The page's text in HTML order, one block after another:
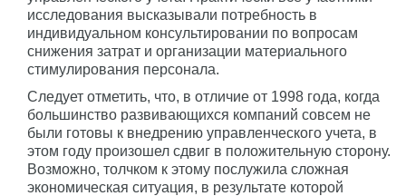
исследования высказывали потребность в
индивидуальном консультировании по вопросам
снижения затрат и организации материального
стимулирования персонала.
Следует отметить, что, в отличие от 1998 года, когда
большинство развивающихся компаний совсем не
были готовы к внедрению управленческого учета, в
этом году произошел сдвиг в положительную сторону.
Возможно, толчком к этому послужила сложная
экономическая ситуация, в результате которой